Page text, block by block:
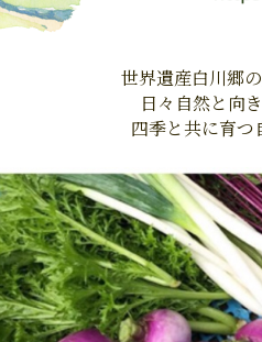
世界遺産白川郷
日々自然と向
四季と共に育つ